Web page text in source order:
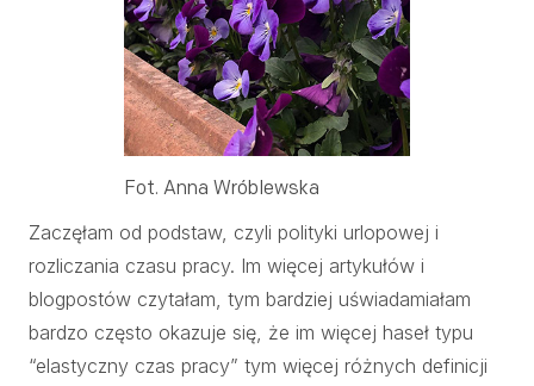
Fot. Anna Wróblewska
Zaczęłam od podstaw, czyli polityki urlopowej i
rozliczania czasu pracy. Im więcej artykułów i
blogpostów czytałam, tym bardziej uświadamiałam
bardzo często okazuje się, że im więcej haseł typu
“elastyczny czas pracy” tym więcej różnych definicji